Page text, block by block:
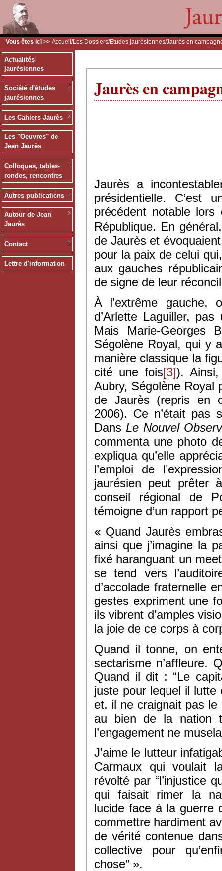
Vous êtes ici >> Accueil /Les Dossiers/Etudes jaurésiennes/Jaurès en
Actualités
jaurésiennes
Société d'études
jaurésiennes
Les Cahiers Jaurès
Les "Oeuvres" de
Jean Jaurès
Colloques, tables-
rondes, rencontres
Autres publications
Autour de Jean
Jaurès
Contact
Lettre d'information
Jaurès en
Jaurès a
présidentielle. C’est
précédent notable
République. En
de Jaurès et
pour la paix de celui
aux gauches
de signe de leur
À l’extrême gauche,
d’Arlette Laguiller,
Mais Marie-Georges
Ségolène Royal, qui y
manière classique la
cité une fois[3]).
Aubry, Ségolène Royal
de Jaurès (repris en
2006). Ce n’était pas
Dans Le Nouvel
commenta une photo
expliqua qu’elle
l’emploi de
jaurésien peut prêter
conseil régional de
témoigne d’un rapport
« Quand Jaurès
ainsi que j’imagine la
fixé haranguant un
se tend vers
d’accolade fraternelle
gestes expriment une
ils vibrent d’amples
la joie de ce corps à
Quand il tonne, on
sectarisme n’affleure.
Quand il dit : “Le
juste pour lequel il
et, il ne craignait pas le
au bien de la nation
l’engagement ne
J’aime le lutteur
Carmaux qui voulait
révolté par “l’injustice
qui faisait rimer la
lucide face à la guerre
commettre hardiment
de vérité contenue
collective pour
chose” ».